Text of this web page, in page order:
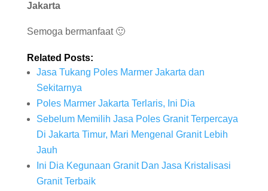
Jakarta
Semoga bermanfaat 🙂
Related Posts:
Jasa Tukang Poles Marmer Jakarta dan
Sekitarnya
Poles Marmer Jakarta Terlaris, Ini Dia
Sebelum Memilih Jasa Poles Granit Terpercaya
Di Jakarta Timur, Mari Mengenal Granit Lebih
Jauh
Ini Dia Kegunaan Granit Dan Jasa Kristalisasi
Granit Terbaik